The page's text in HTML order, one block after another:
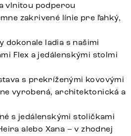
vlnitou podperou
zakrivené línie pre ľahký,
dokonale ladia s našimi
Flex a jedálenskými stolmi
s prekríženými kovovými
vyrobená, architektonická a
s jedálenskými stoličkami
alebo Xana – v zhodnej